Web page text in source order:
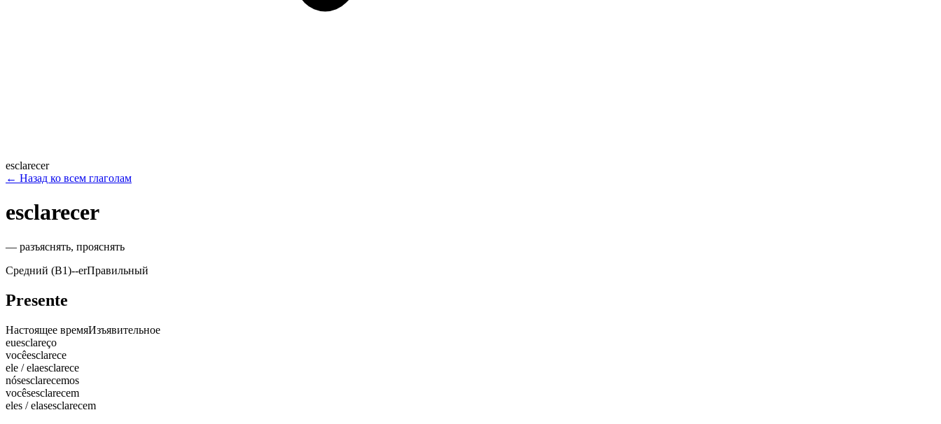
esclarecer
← Назад ко всем глаголам
esclarecer
— разъяснять, прояснять
Средний (B1)--erПравильный
Presente
Настоящее времяИзъявительное
euesclareço
vocêesclarece
ele / elaesclarece
nósesclarecemos
vocêsesclarecem
eles / elasesclarecem